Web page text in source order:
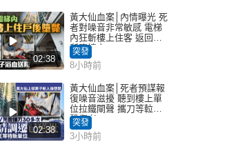
02:38
黃大仙血案│內情曝光 死
者對噪音非常敏感 電梯
內狂斬樓上住客 返回住
所墮樓亡
突發
8小時前
02:38
黃大仙血案│死者預謀報
復噪音滋擾 聽到樓上單
位拉鐵閘聲 攜刀等𨋢伏
擊傷者
突發
3小時前